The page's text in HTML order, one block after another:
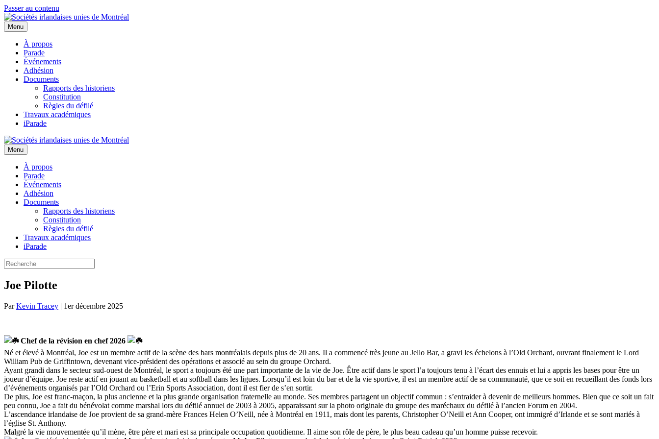
Passer au contenu
Menu
À propos
Parade
Événements
Adhésion
Documents
Rapports des historiens
Constitution
Règles du défilé
Travaux académiques
iParade
Menu
À propos
Parade
Événements
Adhésion
Documents
Rapports des historiens
Constitution
Règles du défilé
Travaux académiques
iParade
Joe Pilotte
ParKevin Tracey | 1er décembre 2025
Chef de la révision en chef 2026
Né et élevé à Montréal, Joe est un membre actif de la scène des bars montréalais depuis plus de 20 ans. Il a commencé très jeune au Jello Bar, a gravi les échelons à l’Old Orchard, ouvrant finalement le Lord
William Pub de Griffintown, devenant vice-président des opérations et associé au sein du groupe Orchard.
Ayant grandi dans le secteur sud-ouest de Montréal, le sport a toujours été une part importante de la vie de Joe. Être actif dans le sport l’a toujours tenu à l’écart des ennuis et lui a appris les bases pour être un
joueur d’équipe. Joe reste actif en jouant au basketball et au softball dans les ligues. Lorsqu’il est loin du bar et de la vie sportive, il est un membre actif de sa communauté, que ce soit en recueillant des fonds lors
d’événements organisés par l’Old Orchard ou l’Erin Sports Association, dont il est fier de s’en sortir.
De plus, Joe est franc-maçon, la plus ancienne et la plus grande organisation fraternelle au monde. Ses membres partagent un objectif commun : s’entraider à devenir de meilleurs hommes. Bien que ce soit un fait
peu connu, Joe a fait du bénévolat comme marshal lors du défilé annuel de 2003 à 2005, apparaissant sur la photo originale du groupe des maréchaux du défilé à l’ancien Forum en 2004.
L’ascendance irlandaise de Joe provient de sa grand-mère Frances Helen O’Neill, née à Montréal en 1911, mais dont les parents, Christopher O’Neill et Ann Cooper, ont immigré d’Irlande et se sont mariés à
l’église St. Anthony.
Malgré la vie mouvementée qu’il mène, être père et mari est sa principale occupation quotidienne. Il aime son rôle de père, le plus beau cadeau qu’un homme puisse recevoir.